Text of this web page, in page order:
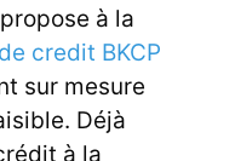
propose à la
credit BKCP
sur mesure
Déjà
à la